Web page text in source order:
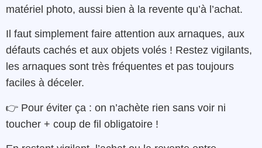
matériel photo, aussi bien à la revente qu’à l’achat.
Il faut simplement faire attention aux arnaques, aux
défauts cachés et aux objets volés ! Restez vigilants,
les arnaques sont très fréquentes et pas toujours
faciles à déceler.
👉 Pour éviter ça : on n’achète rien sans voir ni
toucher + coup de fil obligatoire !